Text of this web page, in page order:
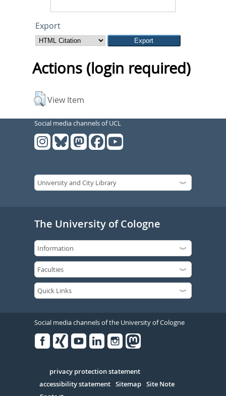
Export
Actions (login required)
View Item
Social media channels of UCL
The University of Cologne
Social media channels of the University of Cologne
Serivce
privacy protection statement
accessibility statement Sitemap Site Note